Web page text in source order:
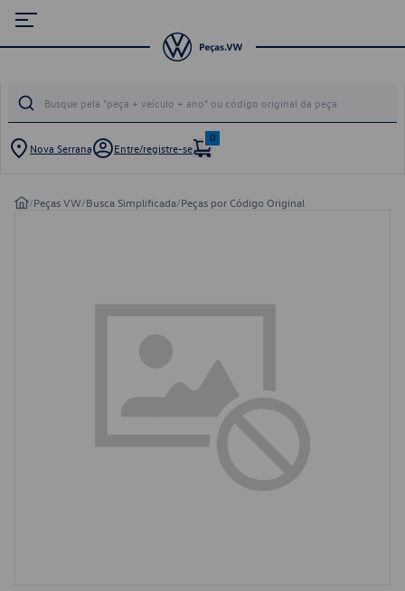
Nova Serrana Entre/registre-se
0
/Peças VW/Busca Simplificada/Peças por Código Original